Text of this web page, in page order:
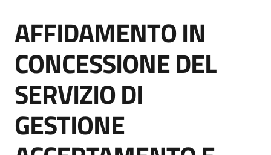
di
acquisto
Supporto
Piattaforme
telematiche
Salta al contenuto
AFFIDAMENTO IN
CONCESSIONE DEL
SERVIZIO DI
GESTIONE